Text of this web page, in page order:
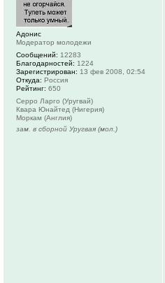
Адонис
Модератор молодежи
Сообщений: 12283
Благодарностей: 1224
Зарегистрирован: 13 фев 2008, 02:54
Откуда: Россия
Рейтинг: 650
Серро Ларго (Уругвай)
Квара Юнайтед (Нигерия)
Моркам (Англия)
зам. в сборной Уругвая (мол.)